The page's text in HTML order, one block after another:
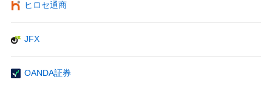
ヒロセ通商
JFX
OANDA証券